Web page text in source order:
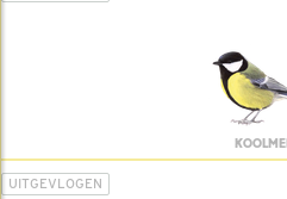
UITGEVLOGEN